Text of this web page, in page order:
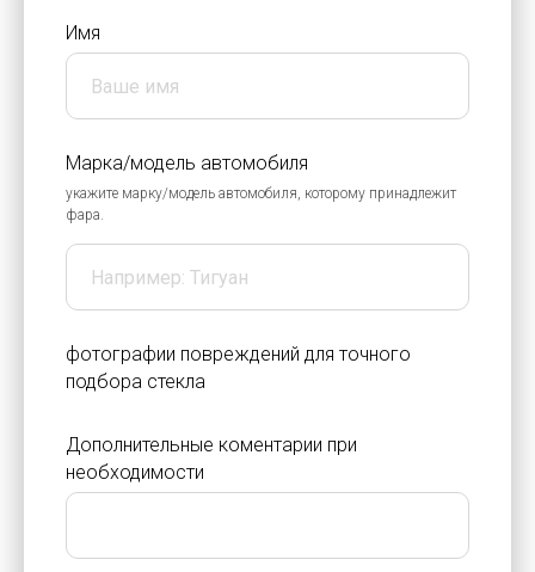
Имя
Марка/модель автомобиля
укажите марку/модель автомобиля, которому принадлежит
фара.
фотографии повреждений для точного
подбора стекла
Дополнительные коментарии при
необходимости